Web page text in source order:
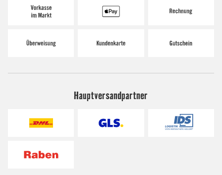
Hauptversandpartner